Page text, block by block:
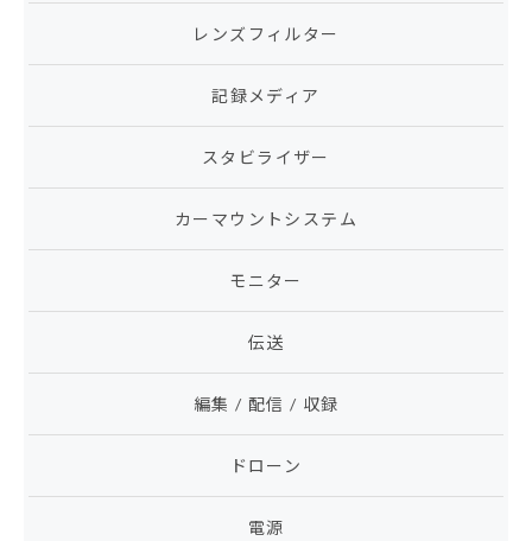
レンズフィルター
記録メディア
スタビライザー
カーマウントシステム
モニター
伝送
編集 / 配信 / 収録
ドローン
電源